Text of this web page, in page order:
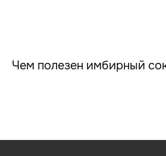
Чем полезен имбирный